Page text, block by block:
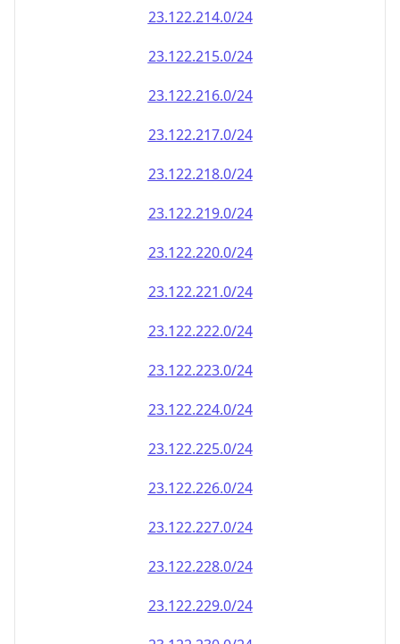
23.122.216.0/24
23.122.217.0/24
23.122.218.0/24
23.122.219.0/24
23.122.220.0/24
23.122.221.0/24
23.122.222.0/24
23.122.223.0/24
23.122.224.0/24
23.122.225.0/24
23.122.226.0/24
23.122.227.0/24
23.122.228.0/24
23.122.229.0/24
23.122.230.0/24
23.122.231.0/24